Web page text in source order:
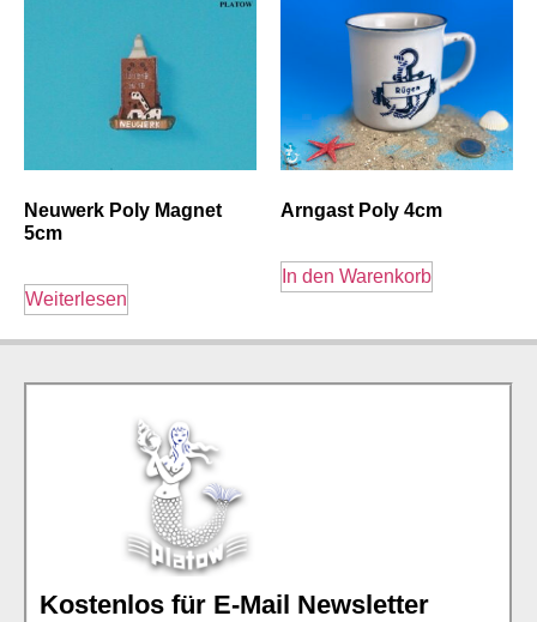
Neuwerk Poly Magnet
5cm
Weiterlesen
Arngast Poly 4cm
In den Warenkorb
Kostenlos für E-Mail Newsletter